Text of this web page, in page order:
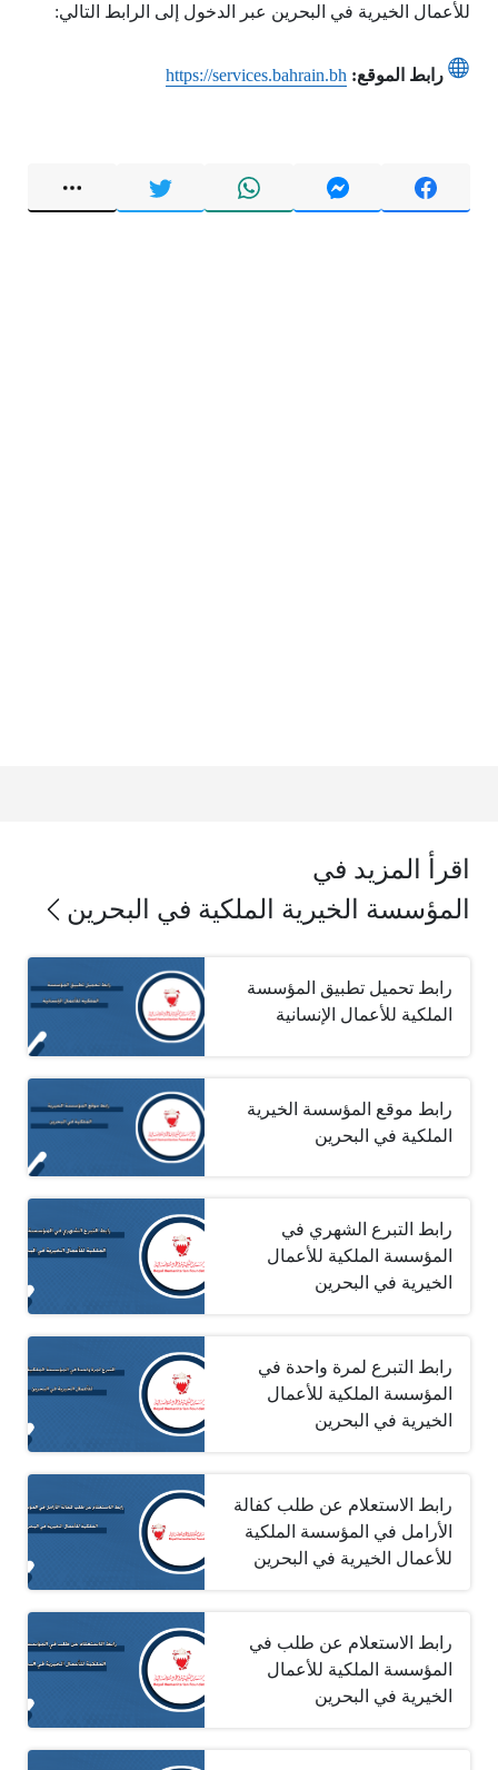
للأعمال الخيرية في البحرين عبر الدخول إلى الرابط التالي:
رابط الموقع: https://services.bahrain.bh
اقرأ المزيد في
المؤسسة الخيرية الملكية في البحرين
رابط تحميل تطبيق المؤسسة
الملكية للأعمال الإنسانية
رابط موقع المؤسسة الخيرية
الملكية في البحرين
رابط التبرع الشهري في
المؤسسة الملكية للأعمال
الخيرية في البحرين
رابط التبرع لمرة واحدة في
المؤسسة الملكية للأعمال
الخيرية في البحرين
رابط الاستعلام عن طلب كفالة
الأرامل في المؤسسة الملكية
للأعمال الخيرية في البحرين
رابط الاستعلام عن طلب في
المؤسسة الملكية للأعمال
الخيرية في البحرين